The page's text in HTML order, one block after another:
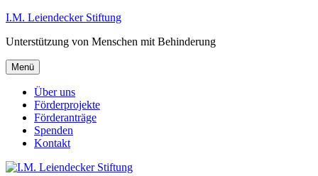
Zum
springen
I.M. Leiendecker Stiftung
Unterstützung von Menschen mit Behinderung
Menü
Über uns
Förderprojekte
Förderanträge
Spenden
Kontakt